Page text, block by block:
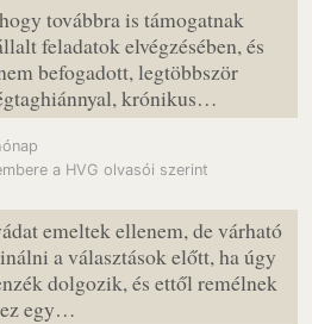
továbbra is támogatnak
feladatok elvégzésében, és
befogadott, legtöbbször
krónikus…
a HVG olvasói szerint
emeltek ellenem, de várható
a választások előtt, ha úgy
dolgozik, és ettől remélnek
egy…